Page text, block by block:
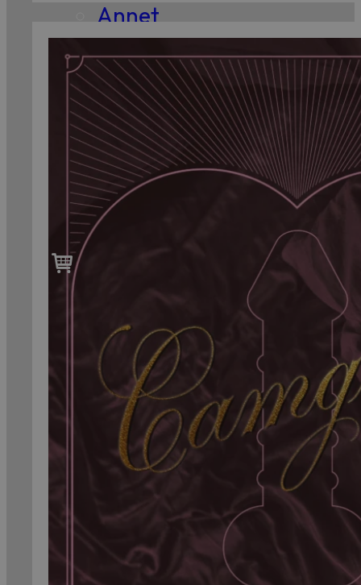
Annet
Outlet
— kvalitetslitteratur
til
99,-
Forfattere
Våre
utvalgte